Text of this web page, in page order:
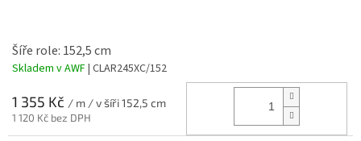
Šíře role: 152,5 cm
Skladem v AWF| CLAR245XC/152
1 355 Kč / m / v šíři 152,5 cm
1 120 Kč bez DPH